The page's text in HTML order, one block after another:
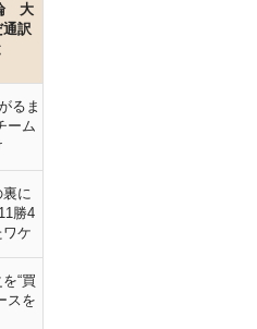
大
通訳
るま
ーム
に
勝4
ケ
“買
スを